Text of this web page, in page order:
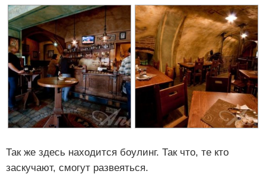
Так же здесь находится боулинг. Так что, те кто
заскучают, смогут развеяться.